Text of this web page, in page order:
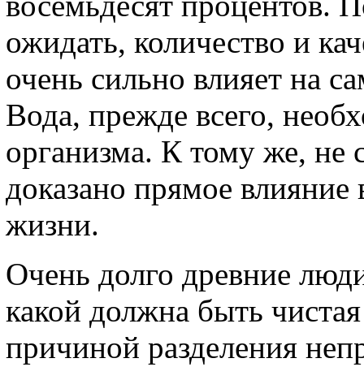
ожидать, количество и
очень сильно влияет на
Вода, прежде всего,
организма. К тому же, не
доказано прямое
жизни.
Очень долго древние
какой должна быть
причиной разделения